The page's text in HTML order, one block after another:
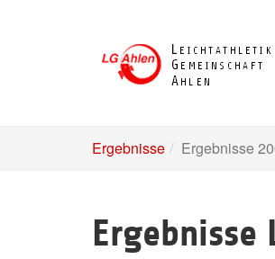
Ergebnisse Ergebnisse